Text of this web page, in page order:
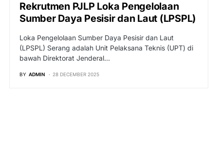
Rekrutmen PJLP Loka Pengelolaan
Sumber Daya Pesisir dan Laut (LPSPL)
Loka Pengelolaan Sumber Daya Pesisir dan Laut
(LPSPL) Serang adalah Unit Pelaksana Teknis (UPT) di
bawah Direktorat Jenderal…
BY ADMIN 28 DECEMBER 2025